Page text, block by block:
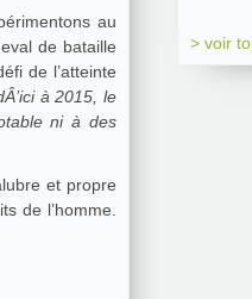
de bataille
de l’atteinte
à 2015, le
ni à des
et propre
de l’homme.
> voir